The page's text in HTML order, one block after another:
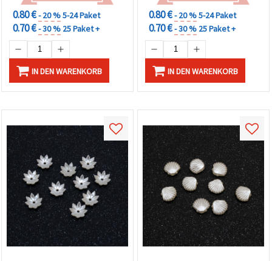
0.80 €- 20 %5-24 Paket
0.70 €- 30 % 25 Paket +
IN DEN WARENKORB
0.80 €- 20 %5-24 Paket
0.70 €- 30 % 25 Paket +
IN DEN WARENKORB